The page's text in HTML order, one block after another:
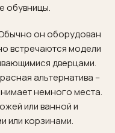
обувницы.
он оборудован
встречаются модели
дверцами.
альтернатива –
немного места.
или ванной и
или корзинами.